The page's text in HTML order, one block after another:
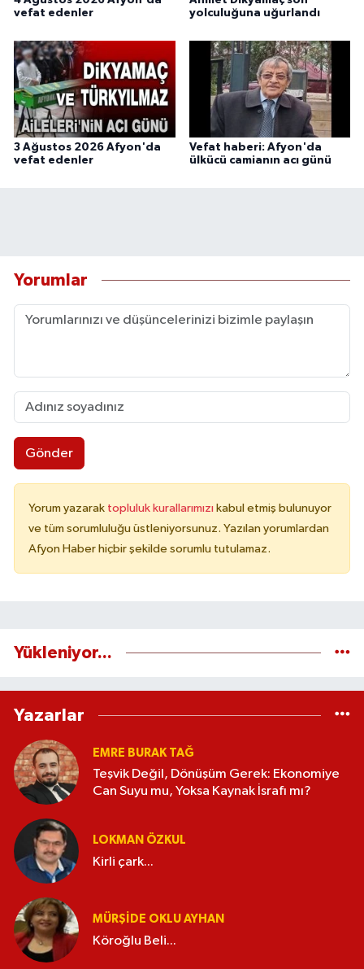
vefat edenler
yolculuğuna uğurlandı
3 Ağustos 2026 Afyon'da
vefat edenler
Vefat haberi: Afyon'da
ülkücü camianın acı günü
Yorumlar
Gönder
Yorum yazarak topluluk kurallarımızı kabul etmiş bulunuyor
ve tüm sorumluluğu üstleniyorsunuz. Yazılan yorumlardan
Afyon Haber hiçbir şekilde sorumlu tutulamaz.
Yükleniyor...
Yazarlar
EMRE BURAK TAĞ
Teşvik Değil, Dönüşüm Gerek: Ekonomiye
Can Suyu mu, Yoksa Kaynak İsrafı mı?
LOKMAN ÖZKUL
Kirli çark...
MÜRŞIDE OKLU AYHAN
Köroğlu Beli...